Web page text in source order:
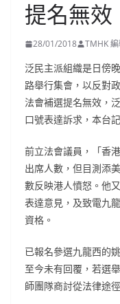
提名無效
28/01/2018 TMHK
泛民主派組織是日傍
路舉行集會，以反對
法會補選提名無效，
口號表達訴求，本台
前立法會議員，「香
出席人數，但目測添
數反映港人憤怒。他
表達意見，及致電九
資格。
已報名參選九龍西的
至今未有回覆，若選
師團隊商討從法律途